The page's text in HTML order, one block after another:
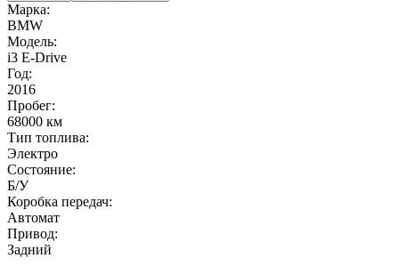
Марка:
BMW
Модель:
i3 E-Drive
Год:
2016
Пробег:
68000 км
Тип топлива:
Электро
Состояние:
Б/У
Коробка передач:
Автомат
Привод:
Задний